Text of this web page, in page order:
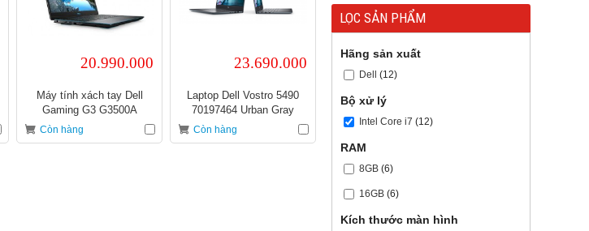
20.990.000
Máy tính xách tay Dell
Gaming G3 G3500A
P89F002
Còn hàng
23.690.000
Laptop Dell Vostro 5490
70197464 Urban Gray
Còn hàng
LỌC SẢN PHẨM
Hãng sản xuất
Dell (12)
Bộ xử lý
Intel Core i7 (12)
RAM
8GB (6)
16GB (6)
Kích thước màn hình